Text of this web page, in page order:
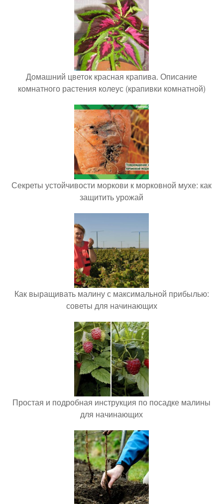
Домашний цветок красная крапива. Описание
комнатного растения колеус (крапивки комнатной)
Секреты устойчивости моркови к морковной мухе: как
защитить урожай
Как выращивать малину с максимальной прибылью:
советы для начинающих
Простая и подробная инструкция по посадке малины
для начинающих